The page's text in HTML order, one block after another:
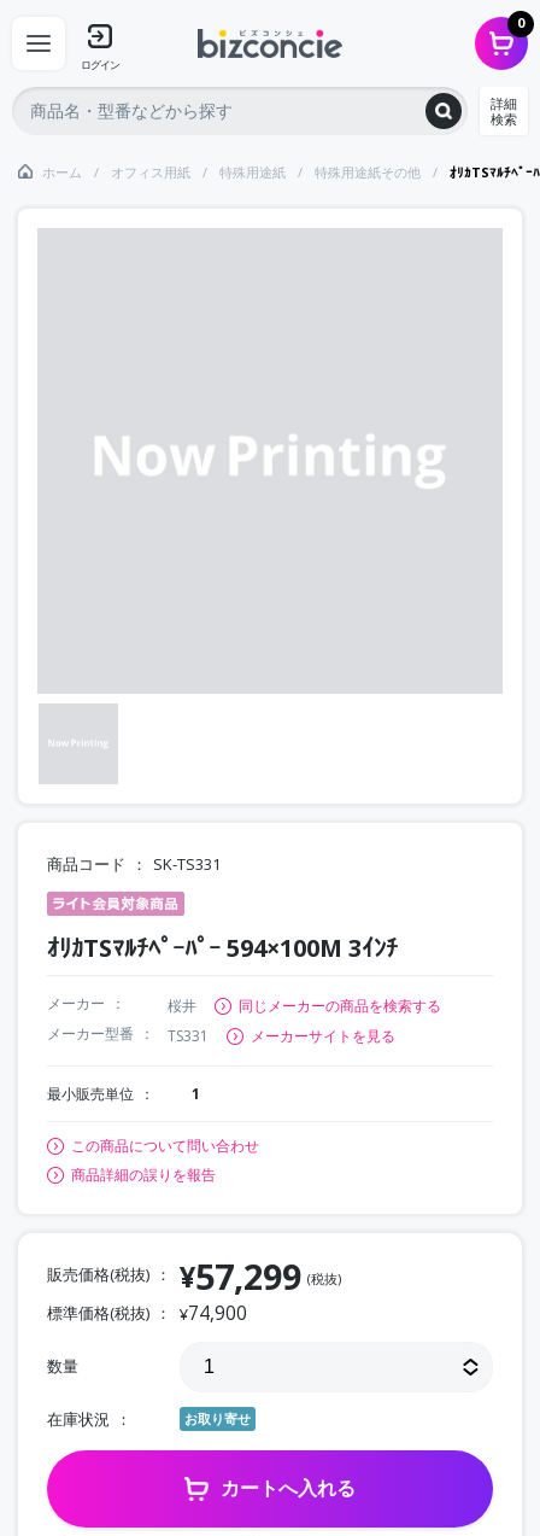
ログイン
0
詳細
検索
ホーム オフィス用紙 特殊用途紙 特殊用途紙その他 ｵﾘｶTSﾏﾙﾁﾍﾟｰ
商品コード SK-TS331
ｵﾘｶTSﾏﾙﾁﾍﾟｰﾊﾟｰ 594×100M 3ｲﾝﾁ
メーカー 桜井
同じメーカーの商品を検索する
メーカー型番
TS331 メーカーサイトを見る
最小販売単位 1
この商品について問い合わせ
商品詳細の誤りを報告
販売価格(税抜) ¥57,299 (税抜)
標準価格(税抜) ¥74,900
数量
在庫状況 お取り寄せ
カートへ入れる